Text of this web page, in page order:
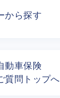
から探す
動車保険
質問トップへ